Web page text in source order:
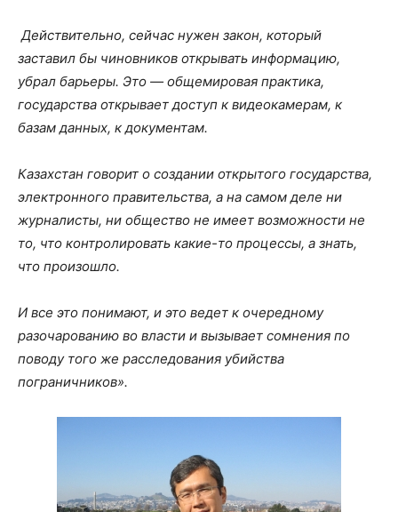
Действительно, сейчас нужен закон, который
заставил бы чиновников открывать информацию,
убрал барьеры. Это — общемировая практика,
государства открывает доступ к видеокамерам, к
базам данных, к документам.
Казахстан говорит о создании открытого государства,
электронного правительства, а на самом деле ни
журналисты, ни общество не имеет возможности не
то, что контролировать какие-то процессы, а знать,
что произошло.
И все это понимают, и это ведет к очередному
разочарованию во власти и вызывает сомнения по
поводу того же расследования убийства
пограничников».